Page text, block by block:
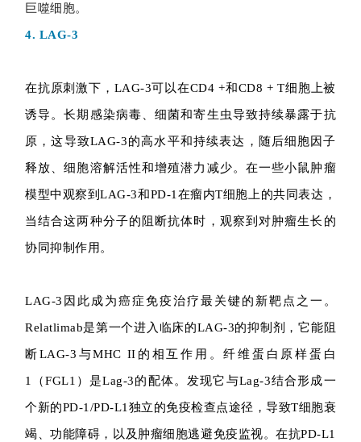
巨噬细胞。
4. LAG-3
在抗原刺激下，LAG-3可以在CD4 +和CD8 + T细胞上被
诱导。长期感染病毒、细菌和寄生虫导致持续暴露于抗
原，这导致LAG-3的高水平和持续表达，随后细胞因子
释放、细胞溶解活性和增殖潜力减少。在一些小鼠肿瘤
模型中观察到LAG-3和PD-1在瘤内T细胞上的共同表达，
当结合这两种分子的阻断抗体时，观察到对肿瘤生长的
协同抑制作用。
LAG-3因此成为癌症免疫治疗最关键的新靶点之一。
Relatlimab是第一个进入临床的LAG-3的抑制剂，它能阻
断LAG-3与MHC II的相互作用。纤维蛋白原样蛋白
1（FGL1）是Lag-3的配体。发现它与Lag-3结合形成一
个新的PD-1/PD-L1独立的免疫检查点途径，导致T细胞衰
竭、功能障碍，以及肿瘤细胞逃避免疫监视。在抗PD-L1